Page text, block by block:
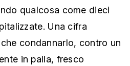
qualcosa come dieci
Una cifra
condannarlo, contro un
in palla, fresco